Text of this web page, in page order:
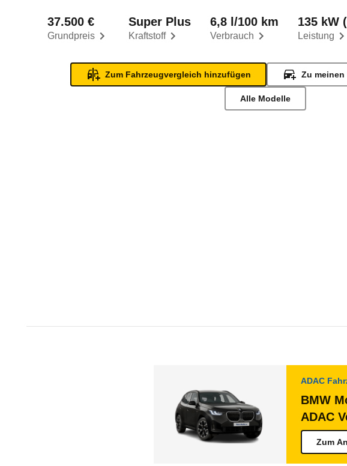
Grundpreis
37.500 €
Kraftstoff
Super Plus
Verbrauch
6,8 l/100 km
Leistung
135 kW
Zum Fahrzeugvergleich hinzufügen Zu
Alle Modelle
ADAC
BMW
ADAC
Zum